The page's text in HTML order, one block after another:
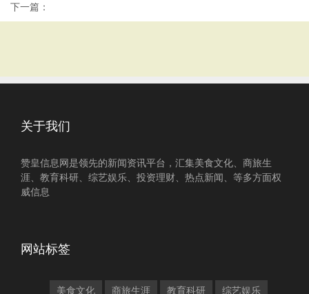
下一篇：
关于我们
赞皇信息网是领先的新闻资讯平台，汇集美食文化、商旅生
涯、教育科研、综艺娱乐、投资理财、热点新闻、等多方面权
威信息
网站标签
美食文化 商旅生涯 教育科研 综艺娱乐